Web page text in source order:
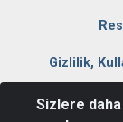
Gizlilik,
Kılıçarslan
Sizlere